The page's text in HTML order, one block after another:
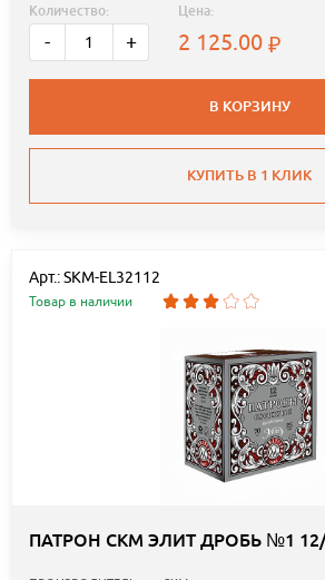
Количество:
- +
Цена:
2 125.00
В КОРЗИНУ
КУПИТЬ В 1 КЛИК
Арт.: SKM-EL32112
Товар в наличии
ПАТРОН СКМ ЭЛИТ ДРОБЬ №1 12/